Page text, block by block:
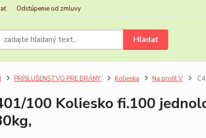
Odstúpenie od zmluvy
Hľadať
PRÍSLUŠENSTVO PRE BRÁNY Kolieska Na profil V
100 Koliesko fi.100